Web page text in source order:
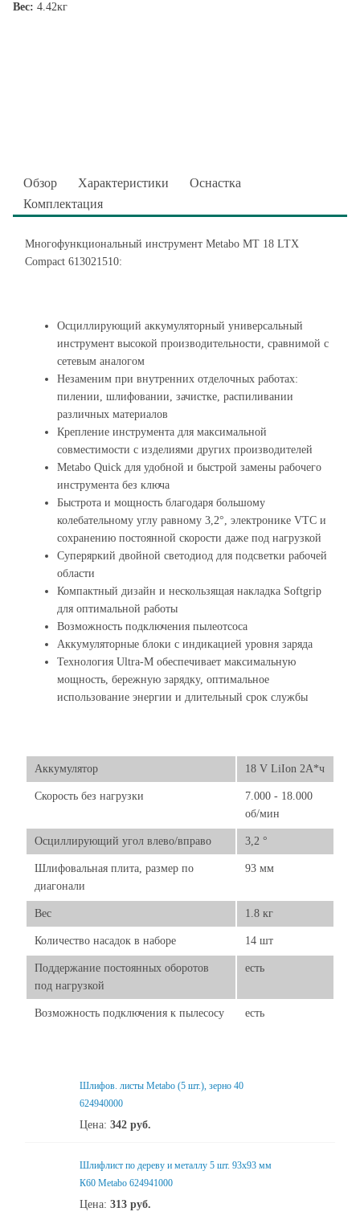
Вес: 4.42кг
Обзор Характеристики
Оснастка
Комплектация
Многофункциональный инструмент Metabo MT 18 LTX
Compact 613021510:
Осциллирующий аккумуляторный универсальный
инструмент высокой производительности, сравнимой с
сетевым аналогом
Незаменим при внутренних отделочных работах:
пилении, шлифовании, зачистке, распиливании
различных материалов
Крепление инструмента для максимальной
совместимости с изделиями других производителей
Metabo Quick для удобной и быстрой замены рабочего
инструмента без ключа
Быстрота и мощность благодаря большому
колебательному углу равному 3,2°, электронике VTC и
сохранению постоянной скорости даже под нагрузкой
Суперяркий двойной светодиод для подсветки рабочей
области
Компактный дизайн и нескользящая накладка Softgrip
для оптимальной работы
Возможность подключения пылеотсоса
Аккумуляторные блоки с индикацией уровня заряда
Технология Ultra-M обеспечивает максимальную
мощность, бережную зарядку, оптимальное
использование энергии и длительный срок службы
Аккумулятор 18 V LiIon 2А*ч
Скорость без нагрузки
7.000 - 18.000
об/мин
Осциллирующий угол влево/вправо 3,2 °
Шлифовальная плита, размер по
диагонали
93 мм
Вес 1.8 кг
Количество насадок в наборе 14 шт
Поддержание постоянных оборотов
под нагрузкой
есть
Возможность подключения к пылесосу есть
Шлифов. листы Metabo (5 шт.), зерно 40
624940000
Цена: 342 руб.
Шлифлист по дереву и металлу 5 шт. 93х93 мм
К60 Metabo 624941000
Цена: 313 руб.